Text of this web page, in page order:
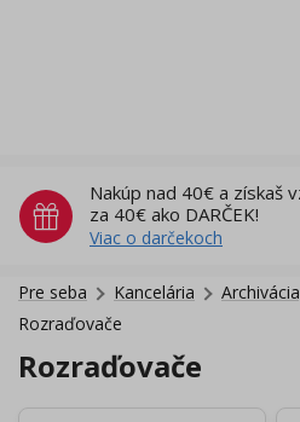
Nakúp nad 40€ a získaš
za 40€ ako DARČEK!
Viac o darčekoch
Pre seba Kancelária
Rozraďovače
Rozraďovače